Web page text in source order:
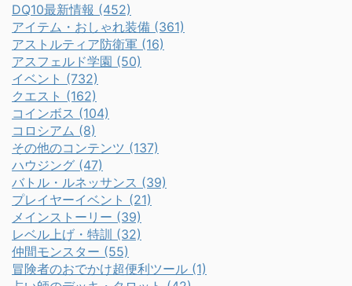
DQ10最新情報 (452)
アイテム・おしゃれ装備 (361)
アストルティア防衛軍 (16)
アスフェルド学園 (50)
イベント (732)
クエスト (162)
コインボス (104)
コロシアム (8)
その他のコンテンツ (137)
ハウジング (47)
バトル・ルネッサンス (39)
プレイヤーイベント (21)
メインストーリー (39)
レベル上げ・特訓 (32)
仲間モンスター (55)
冒険者のおでかけ超便利ツール (1)